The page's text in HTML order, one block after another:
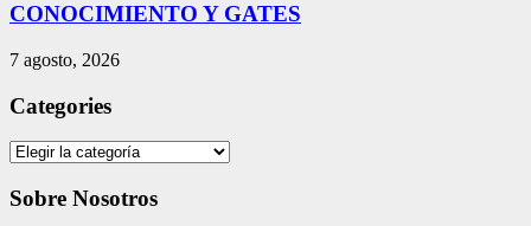
CONOCIMIENTO Y GATES
7 agosto, 2026
Categories
Categories
Sobre Nosotros